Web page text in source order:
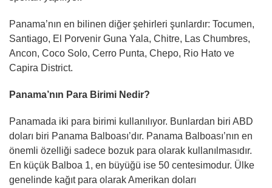
Panama’nın en bilinen diğer şehirleri şunlardır: Tocumen,
Santiago, El Porvenir Guna Yala, Chitre, Las Chumbres,
Ancon, Coco Solo, Cerro Punta, Chepo, Rio Hato ve
Capira District.
Panama’nın Para Birimi Nedir?
Panamada iki para birimi kullanılıyor. Bunlardan biri ABD
doları biri Panama Balboası’dır. Panama Balboası’nın en
önemli özelliği sadece bozuk para olarak kullanılmasıdır.
En küçük Balboa 1, en büyüğü ise 50 centesimodur. Ülke
genelinde kağıt para olarak Amerikan doları